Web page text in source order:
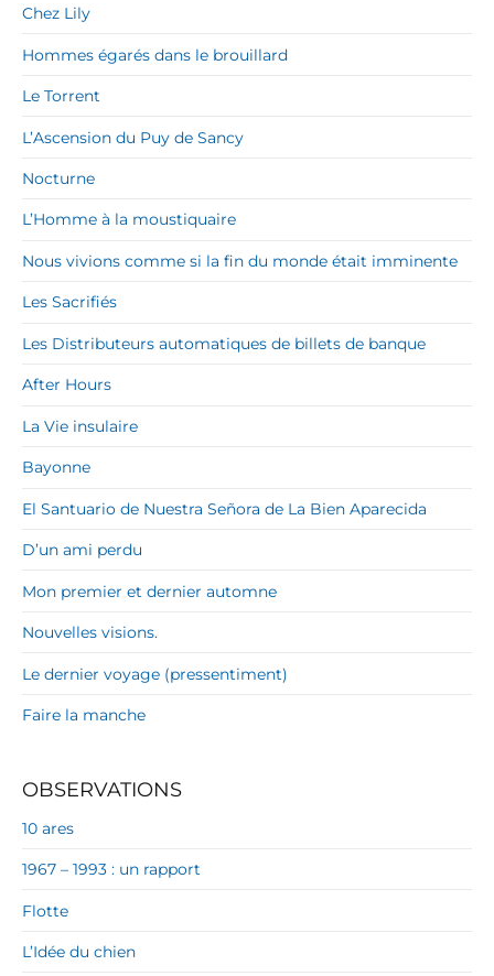
Chez Lily
Hommes égarés dans le brouillard
Le Torrent
L’Ascension du Puy de Sancy
Nocturne
L’Homme à la moustiquaire
Nous vivions comme si la fin du monde était imminente
Les Sacrifiés
Les Distributeurs automatiques de billets de banque
After Hours
La Vie insulaire
Bayonne
El Santuario de Nuestra Señora de La Bien Aparecida
D’un ami perdu
Mon premier et dernier automne
Nouvelles visions.
Le dernier voyage (pressentiment)
Faire la manche
OBSERVATIONS
10 ares
1967 – 1993 : un rapport
Flotte
L’Idée du chien